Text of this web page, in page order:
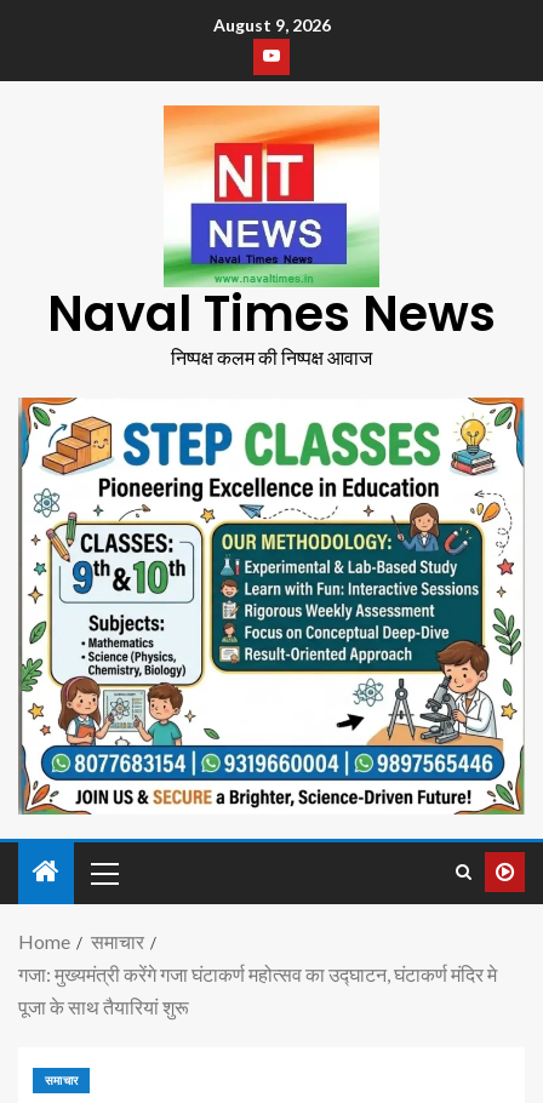
August 9, 2026
Naval Times News
निष्पक्ष कलम की निष्पक्ष आवाज
Home
समाचार
गजा: मुख्यमंत्री करेंगे गजा घंटाकर्ण महोत्सव का उद्घाटन, घंटाकर्ण मंदिर मे
पूजा के साथ तैयारियां शुरू
समाचार